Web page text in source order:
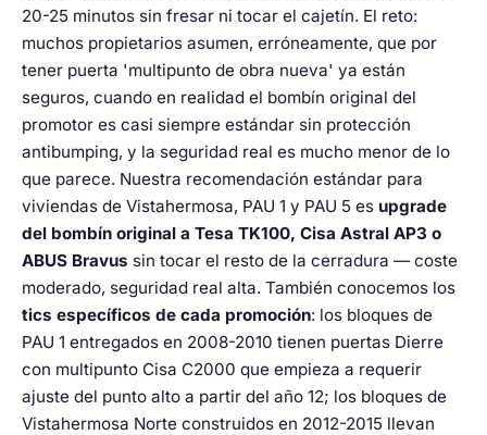
20-25 minutos sin fresar ni tocar el cajetín. El reto:
muchos propietarios asumen, erróneamente, que por
tener puerta 'multipunto de obra nueva' ya están
seguros, cuando en realidad el bombín original del
promotor es casi siempre estándar sin protección
antibumping, y la seguridad real es mucho menor de lo
que parece. Nuestra recomendación estándar para
viviendas de Vistahermosa, PAU 1 y PAU 5 es upgrade
del bombín original a Tesa TK100, Cisa Astral AP3 o
ABUS Bravus sin tocar el resto de la cerradura — coste
moderado, seguridad real alta. También conocemos los
tics específicos de cada promoción: los bloques de
PAU 1 entregados en 2008-2010 tienen puertas Dierre
con multipunto Cisa C2000 que empieza a requerir
ajuste del punto alto a partir del año 12; los bloques de
Vistahermosa Norte construidos en 2012-2015 llevan